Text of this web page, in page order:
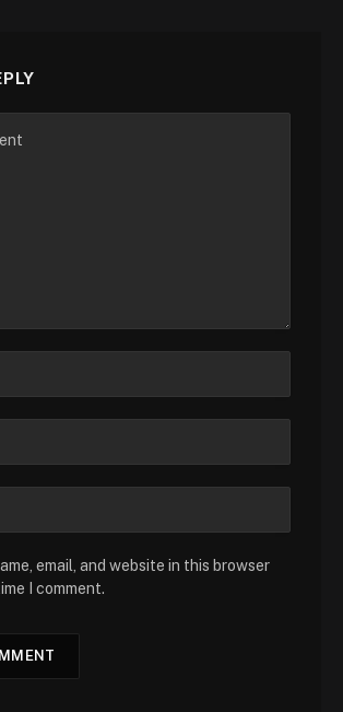
email, and website in this browser
I comment.